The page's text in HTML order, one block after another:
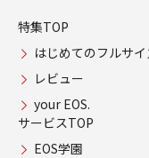
特集TOP
はじめてのフルサ
レビュー
your EOS.
サービスTOP
EOS学園